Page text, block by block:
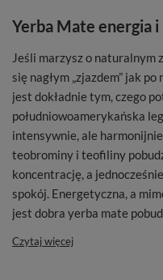
Yerba Mate energia
Jeśli marzysz o
się nagłym „zjazdem” jak
jest dokładnie tym, czego
południowoamerykańska
intensywnie, ale
teobrominy i teofiliny
koncentrację, a
spokój. Energetyczna, a
jest dobra yerba mate
Czytaj więcej